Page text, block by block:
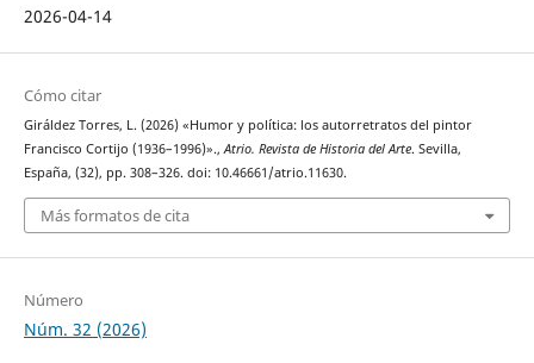
2026-04-14
Cómo citar
Giráldez Torres, L. (2026) «Humor y política: los autorretratos del pintor
Francisco Cortijo (1936–1996)».,Atrio. Revista de Historia del Arte. Sevilla,
España, (32), pp. 308–326. doi: 10.46661/atrio.11630.
Más formatos de cita
Número
Núm. 32 (2026)